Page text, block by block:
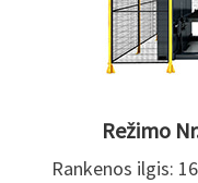
Režimo
Rankenos ilgis: